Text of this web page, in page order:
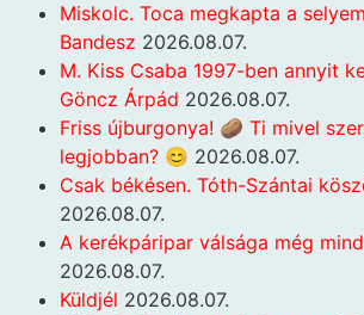
Miskolc. Toca megkapta a
Bandesz 2026.08.07.
M. Kiss Csaba 1997-ben annyit
Göncz Árpád 2026.08.07.
Friss újburgonya! 🥔 Ti mivel
legjobban? 😊 2026.08.07.
Csak békésen. Tóth-Szántai
2026.08.07.
A kerékpáripar válsága még
2026.08.07.
Küldjél 2026.08.07.